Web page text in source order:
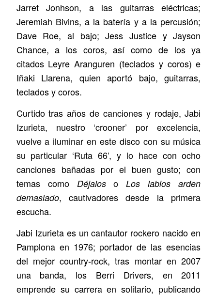
Jarret Jonhson, a las guitarras eléctricas;
Jeremiah Bivins, a la batería y a la percusión;
Dave Roe, al bajo; Jess Justice y Jayson
Chance, a los coros, así como de los ya
citados Leyre Aranguren (teclados y coros) e
Iñaki Llarena, quien aportó bajo, guitarras,
teclados y coros.
Curtido tras años de canciones y rodaje, Jabi
Izurieta, nuestro ‘crooner’ por excelencia,
vuelve a iluminar en este disco con su música
su particular ‘Ruta 66’, y lo hace con ocho
canciones bañadas por el buen gusto; con
temas como DéjalosoLos labios arden
demasiado, cautivadores desde la primera
escucha.
Jabi Izurieta es un cantautor rockero nacido en
Pamplona en 1976; portador de las esencias
del mejor country-rock, tras montar en 2007
una banda, los Berri Drivers, en 2011
emprende su carrera en solitario, publicando